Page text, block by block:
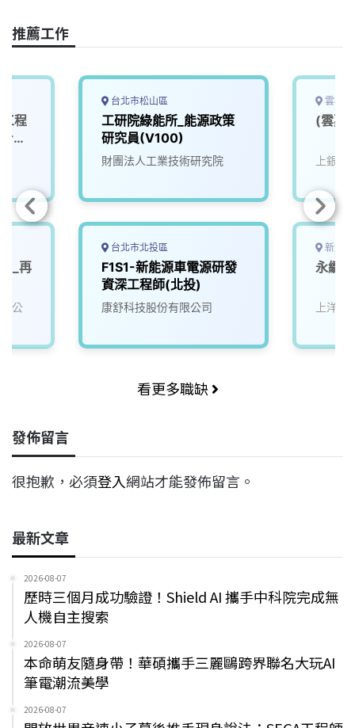
o
k
n
k
推薦工作
程
)_再
公
台北市松山區
工研院綠能所_能源政策
研究員(V100)
財團法人工業技術研究院
台北市北投區
F1S1-新能源車電源研發
資深工程師(北投)
康舒科技股份有限公司
雲林
(雲嘉
上銀科
新北
永續
上洋產
看更多職缺
發佈留言
很抱歉，必須登入網站才能發佈留言。
最新文章
2026-08-07
歷時三個月成功驗證！Shield AI 攜手中科院完成無
人機自主搜索
2026-08-07
本命萌友隨身帶！華碩攜手三麗鷗跨界聯名大玩AI
筆電潮流美學
2026-08-07